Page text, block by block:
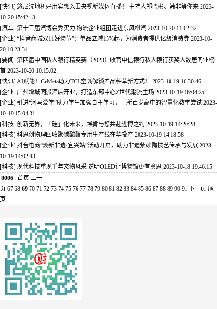
[快讯] 悠尼洗地机好用实惠入围央视新媒体直播！ 主持人祁晓彬、韩非等你来 2023-
10-20 15:42:13
[汽车] 第十三届汽博会秀实力 物流企业组团走进东风柳汽 2023-10-20 11:02:32
[企业] “抖音商城双11好物节”：单品立减15%起，为消费者提供亿级消费券 2023-10-
20 10:23:34
[要闻] 第四届中国私人银行精英赛（2023）收官中信银行私人银行获奖人数居同业榜
首 2023-10-20 10:15:02
[快讯] AI赋能！CeMeta助力TCL空调解锁产品种草新方式！ 2023-10-19 16:30:46
[企业] 广州增城同派酒店开业，打造东部中心Z世代潮流主场 2023-10-19 16:04:25
[企业] 引进“河马爱学”助力学生加强自主学习，一所百岁高中的智慧化教学尝试 2023-
10-19 15:04:31
[科技] 创新无界，「硅」化未来，埃肯与您共赴进博之约 2023-10-19 14:20:28
[科技] 科思创物理回收聚碳酸酯专用生产线在华投产 2023-10-19 14:18:58
[企业] 抖音电商“焕新非遗·宜兴站”活动开启，助力非遗紫砂陶技艺传承与发展 2023-
10-19 14:02:43
[科技] 现代科技重现千年文物风采 透明OLED让博物馆更有意思 2023-10-18 19:46:15
8006
首页 上一
页 67 68 69 70 71 72 73 74 75 76 77 78 79 80 81 82 83 84 85 86 87 88 89 90 91 下一页 尾
页